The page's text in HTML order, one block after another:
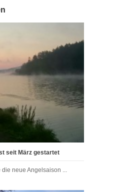
seit März gestartet
die neue Angelsaison ...